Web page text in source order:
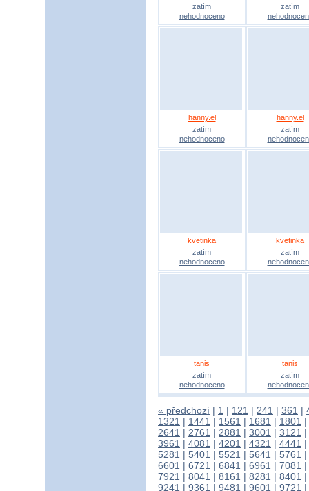
zatím
nehodnoceno
zatím
hanny.el
zatím
nehodnoceno
hanny.el
zatím
kvetinka
zatím
nehodnoceno
kvetinka
zatím
tanis
zatím
nehodnoceno
tanis
zatím
« předchozí | 1 | 121 | 241 | 361 |
1321 | 1441 | 1561 | 1681 | 1801 |
2641 | 2761 | 2881 | 3001 | 3121 |
3961 | 4081 | 4201 | 4321 | 4441 |
5281 | 5401 | 5521 | 5641 | 5761 |
6601 | 6721 | 6841 | 6961 | 7081 |
7921 | 8041 | 8161 | 8281 | 8401 |
9241 | 9361 | 9481 | 9601 | 9721 |